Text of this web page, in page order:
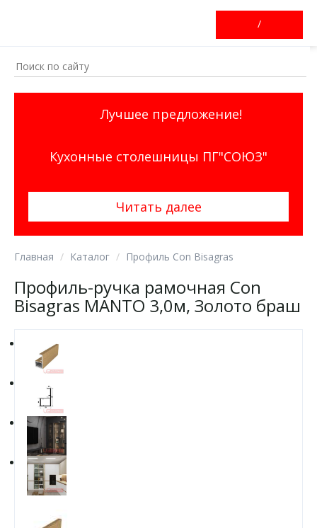
/
Лучшее предложение!
Кухонные столешницы ПГ"СОЮЗ"
Читать далее
Главная Каталог Профиль Con Bisagras
Профиль-ручка рамочная Con
Bisagras MANTO 3,0м, Золото браш